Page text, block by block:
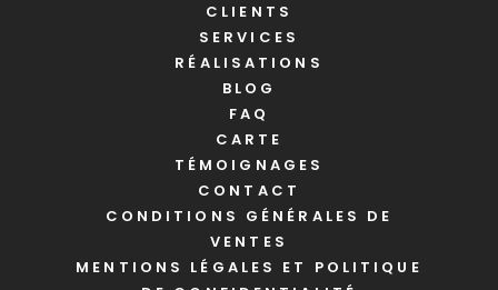
CLIENTS
SERVICES
RÉALISATIONS
BLOG
FAQ
CARTE
TÉMOIGNAGES
CONTACT
CONDITIONS GÉNÉRALES DE
VENTES
MENTIONS LÉGALES ET POLITIQUE